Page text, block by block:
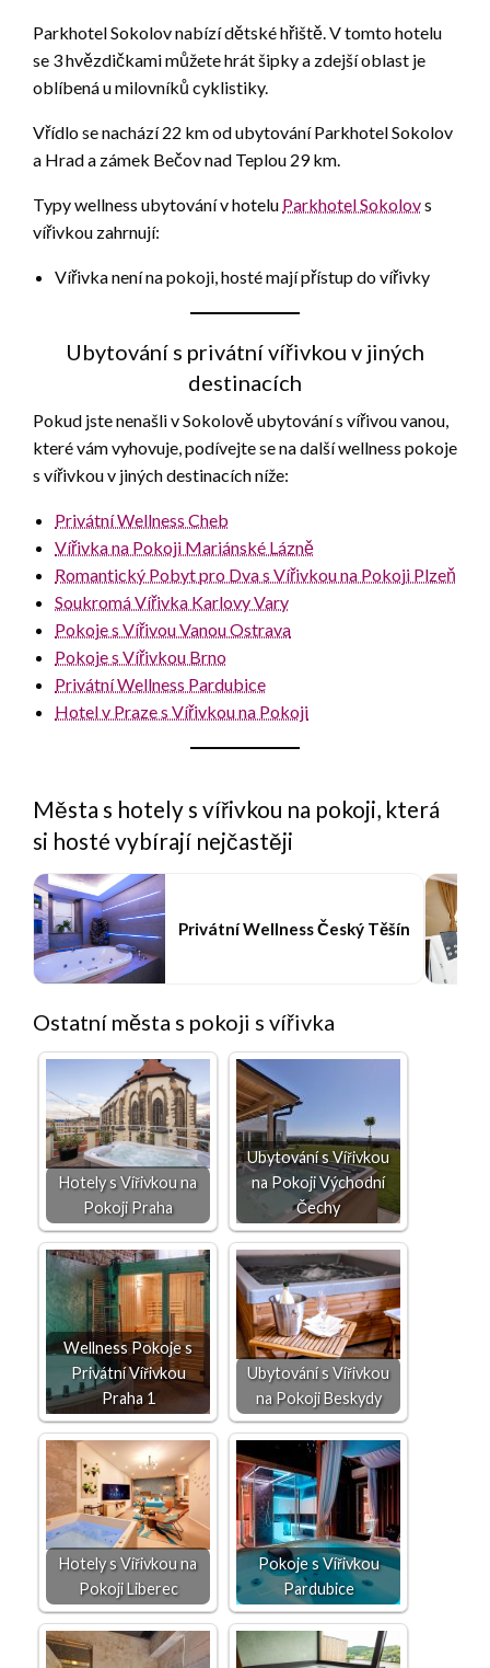
Parkhotel Sokolov nabízí dětské hřiště. V tomto hotelu
se 3 hvězdičkami můžete hrát šipky a zdejší oblast je
oblíbená u milovníků cyklistiky.
Vřídlo se nachází 22 km od ubytování Parkhotel Sokolov
a Hrad a zámek Bečov nad Teplou 29 km.
Typy wellness ubytování v hotelu Parkhotel Sokolovs
vířivkou zahrnují:
Vířivka není na pokoji, hosté mají přístup do vířivky
Ubytování s privátní vířivkou v jiných
destinacích
Pokud jste nenašli v Sokolově ubytování s vířivou vanou,
které vám vyhovuje, podívejte se na další wellness pokoje
s vířivkou v jiných destinacích níže:
Privátní Wellness Cheb
Vířivka na Pokoji Mariánské Lázně
Romantický Pobyt pro Dva s Vířivkou na Pokoji Plzeň
Soukromá Vířivka Karlovy Vary
Pokoje s Vířivou Vanou Ostrava
Pokoje s Vířivkou Brno
Privátní Wellness Pardubice
Hotel v Praze s Vířivkou na Pokoji
Města s hotely s vířivkou na pokoji, která
si hosté vybírají nejčastěji
Privátní Wellness Český Těšín
Ostatní města s pokoji s vířivka
Hotely s Vířivkou na
Pokoji Praha
Ubytování s Vířivkou
na Pokoji Východní
Čechy
Wellness Pokoje s
Privátní Vířivkou
Praha 1
Ubytování s Vířivkou
na Pokoji Beskydy
Hotely s Vířivkou na
Pokoji Liberec
Pokoje s Vířivkou
Pardubice